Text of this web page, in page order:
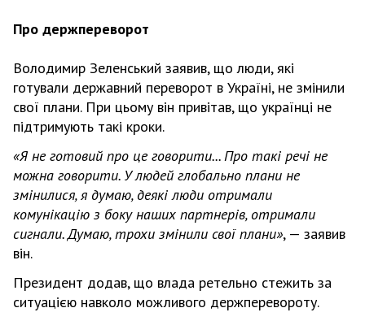
Про держпереворот
Володимир Зеленський заявив, що люди, які
готували державний переворот в Україні, не змінили
свої плани. При цьому він привітав, що українці не
підтримують такі кроки.
«Я не готовий про це говорити... Про такі речі не
можна говорити. У людей глобально плани не
змінилися, я думаю, деякі люди отримали
комунікацію з боку наших партнерів, отримали
сигнали. Думаю, трохи змінили свої плани», — заявив
він.
Президент додав, що влада ретельно стежить за
ситуацією навколо можливого держперевороту.